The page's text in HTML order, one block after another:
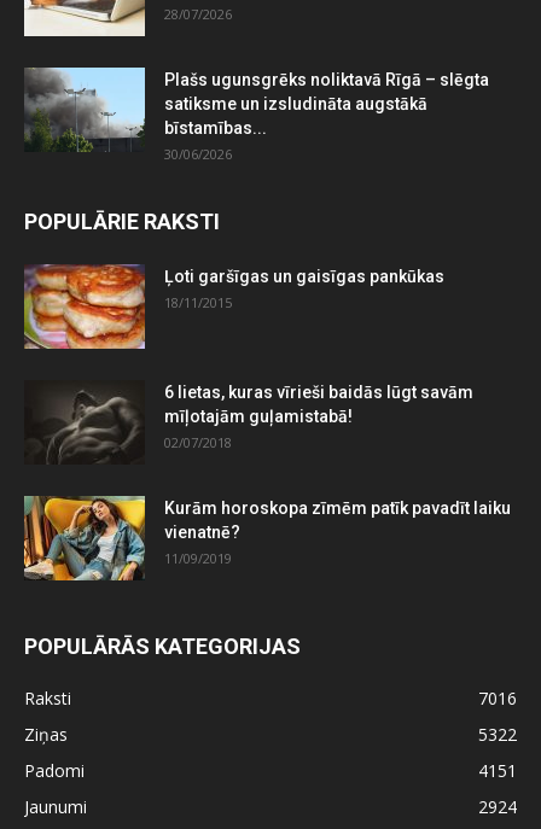
28/07/2026
Plašs ugunsgrēks noliktavā Rīgā – slēgta
satiksme un izsludināta augstākā
bīstamības...
30/06/2026
POPULĀRIE RAKSTI
Ļoti garšīgas un gaisīgas pankūkas
18/11/2015
6 lietas, kuras vīrieši baidās lūgt savām
mīļotajām guļamistabā!
02/07/2018
Kurām horoskopa zīmēm patīk pavadīt laiku
vienatnē?
11/09/2019
POPULĀRĀS KATEGORIJAS
Raksti
7016
Ziņas
5322
Padomi
4151
Jaunumi
2924